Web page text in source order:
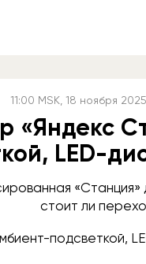
11:00 MSK , 18 ноября 2025
«Яндекс
LED-
«Станция»
стоит ли